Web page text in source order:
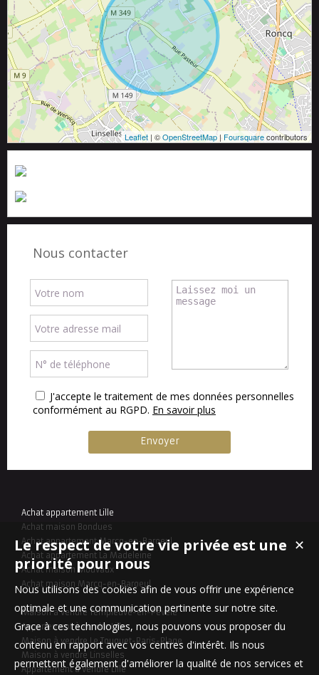
Leaflet | ©OpenStreetMap | Foursquarecontributors
Nous contacter
J'accepte le traitement de mes données personnelles
conformément au RGPD. En savoir plus
Achat appartement Lille
Achat maison Bondues
Achat appartement Marcq-en-Baroeul
Achat appartement La Madeleine
Achat maison Mouvaux
Achat maison Marcq-en-Baroeul
Maison à vendre Templeuve-en-Pévèle
Appartement à vendre Lille
Maison à vendre Le Touquet-Paris-Plage
Maison à vendre Linselles
Appartement à vendre Lille
✕
Le respect de votre vie privée est une
priorité pour nous
Nous utilisons des cookies afin de vous offrir une expérience
optimale et une communication pertinente sur notre site.
Grace à ces technologies, nous pouvons vous proposer du
contenu en rapport avec vos centres d'intérêt. Ils nous
permettent également d'améliorer la qualité de nos services et